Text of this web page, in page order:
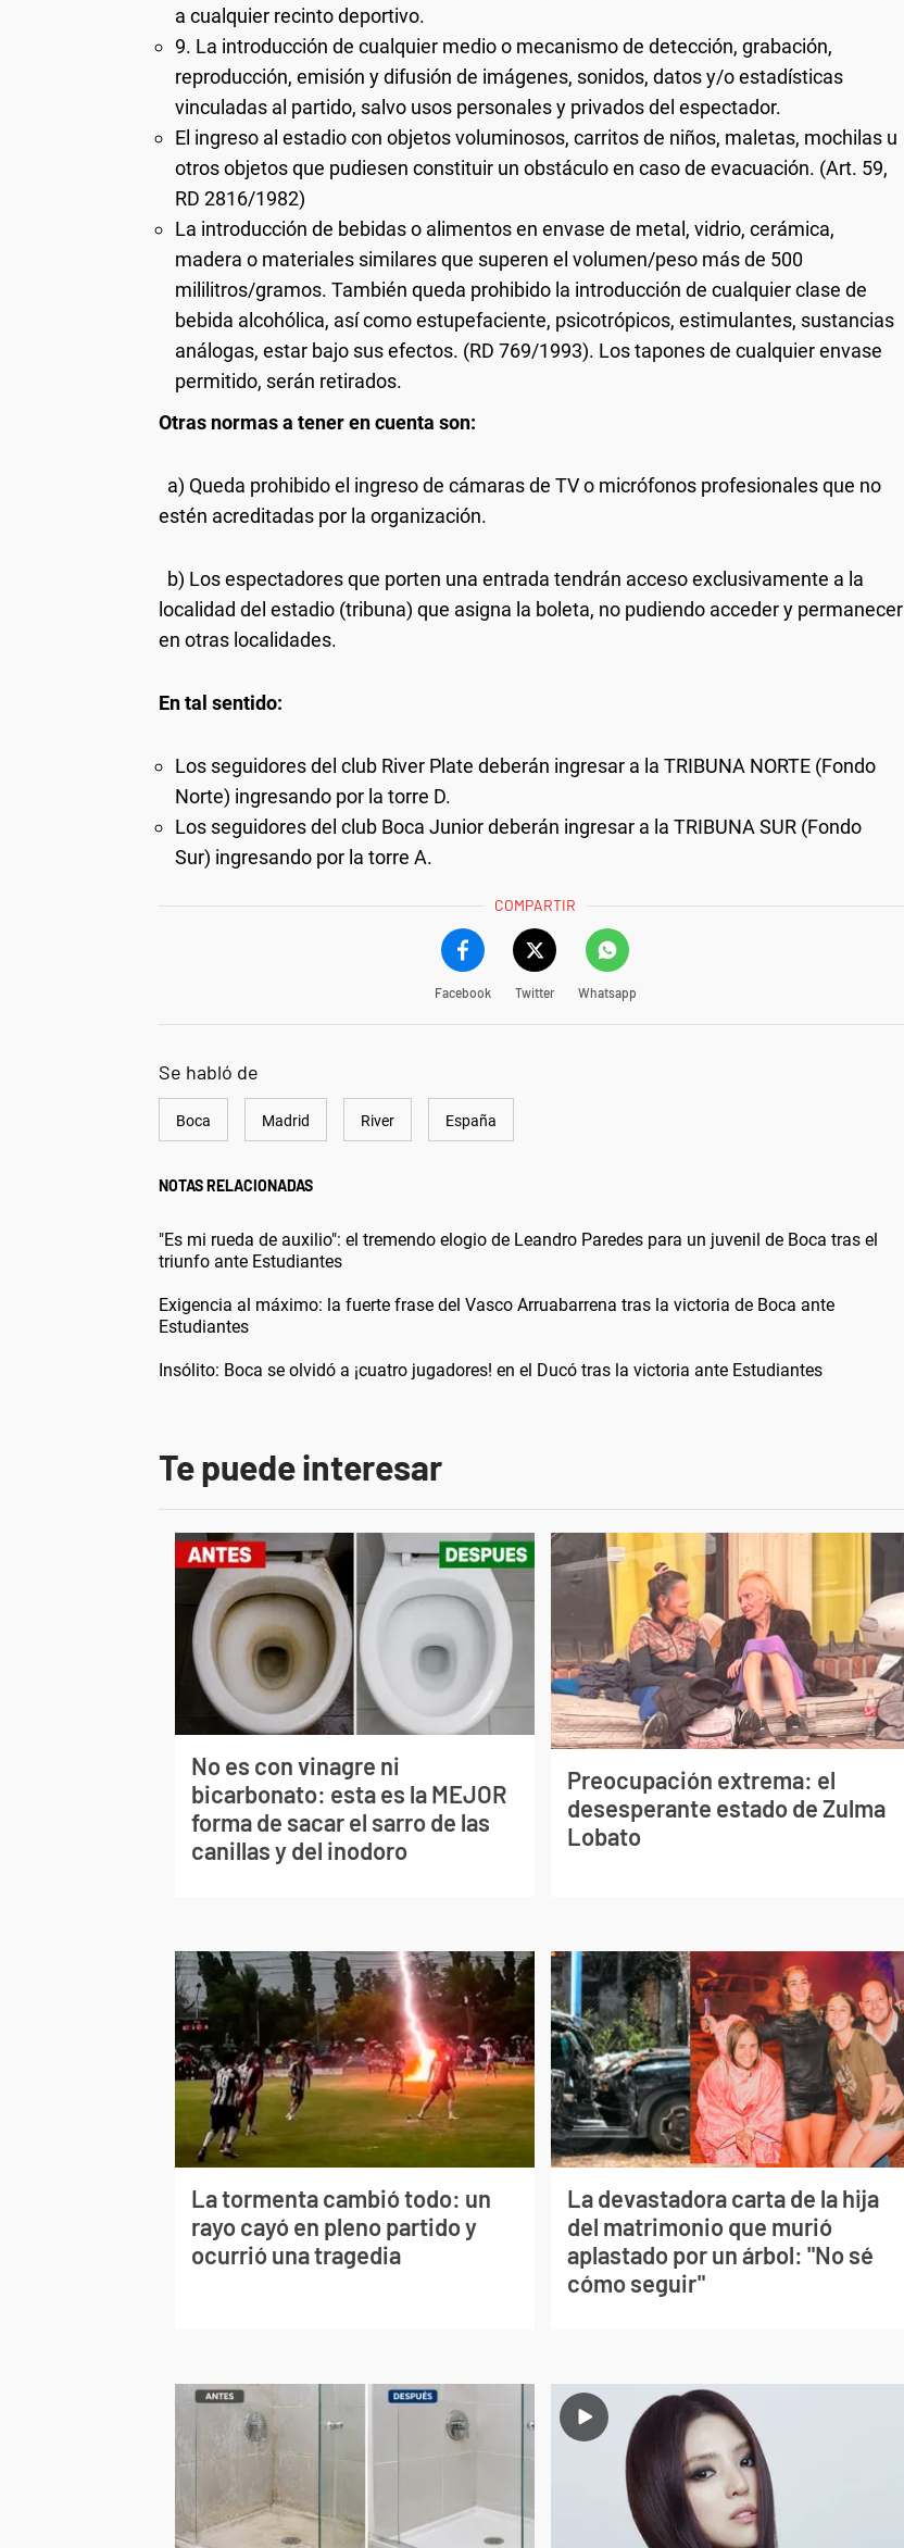
a cualquier recinto deportivo.
9. La introducción de cualquier medio o mecanismo de detección, grabación,
reproducción, emisión y difusión de imágenes, sonidos, datos y/o estadísticas
vinculadas al partido, salvo usos personales y privados del espectador.
El ingreso al estadio con objetos voluminosos, carritos de niños, maletas, mochilas u
otros objetos que pudiesen constituir un obstáculo en caso de evacuación. (Art. 59,
RD 2816/1982)
La introducción de bebidas o alimentos en envase de metal, vidrio, cerámica,
madera o materiales similares que superen el volumen/peso más de 500
mililitros/gramos. También queda prohibido la introducción de cualquier clase de
bebida alcohólica, así como estupefaciente, psicotrópicos, estimulantes, sustancias
análogas, estar bajo sus efectos. (RD 769/1993). Los tapones de cualquier envase
permitido, serán retirados.
Otras normas a tener en cuenta son:
a) Queda prohibido el ingreso de cámaras de TV o micrófonos profesionales que no
estén acreditadas por la organización.
b) Los espectadores que porten una entrada tendrán acceso exclusivamente a la
localidad del estadio (tribuna) que asigna la boleta, no pudiendo acceder y permanecer
en otras localidades.
En tal sentido:
Los seguidores del club River Plate deberán ingresar a la TRIBUNA NORTE (Fondo
Norte) ingresando por la torre D.
Los seguidores del club Boca Junior deberán ingresar a la TRIBUNA SUR (Fondo
Sur) ingresando por la torre A.
COMPARTIR
Facebook Twitter Whatsapp
Se habló de
Boca Madrid River España
NOTAS RELACIONADAS
"Es mi rueda de auxilio": el tremendo elogio de Leandro Paredes para un juvenil de Boca tras el
triunfo ante Estudiantes
Exigencia al máximo: la fuerte frase del Vasco Arruabarrena tras la victoria de Boca ante
Estudiantes
Insólito: Boca se olvidó a ¡cuatro jugadores! en el Ducó tras la victoria ante Estudiantes
Te puede interesar
No es con vinagre ni
bicarbonato: esta es la MEJOR
forma de sacar el sarro de las
canillas y del inodoro
Preocupación extrema: el
desesperante estado de Zulma
Lobato
La tormenta cambió todo: un
rayo cayó en pleno partido y
ocurrió una tragedia
La devastadora carta de la hija
del matrimonio que murió
aplastado por un árbol: "No sé
cómo seguir"